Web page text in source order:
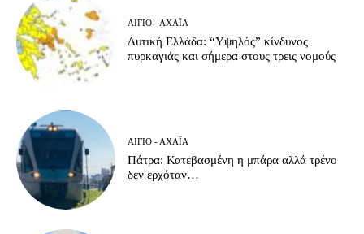
ΑΊΓΙΟ - ΑΧΑΪ́Α
Δυτική Ελλάδα: “Υψηλός” κίνδυνος
πυρκαγιάς και σήμερα στους τρεις νομούς
ΑΊΓΙΟ - ΑΧΑΪ́Α
Πάτρα: Κατεβασμένη η μπάρα αλλά τρένο
δεν ερχόταν…